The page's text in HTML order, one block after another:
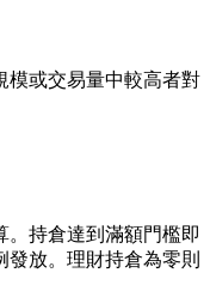
模或交易量中較高者對
。持倉達到滿額門檻即
放。理財持倉為零則